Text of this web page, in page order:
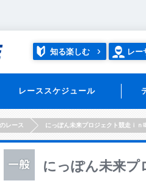
知る楽しむ レー
レーススケジュール
レース にっぽん未来プロジェクト競走ｉｎ
にっぽん未来プ